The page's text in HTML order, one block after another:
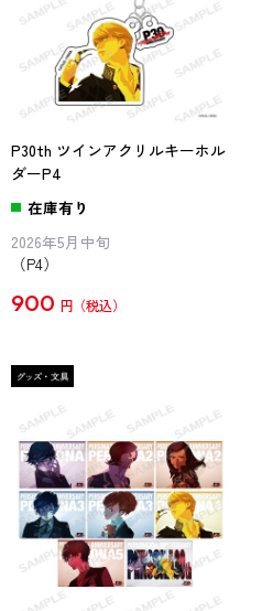
P30th ツインアクリルキーホル
ダーP4
在庫有り
2026年5月中旬
（P4）
900 円